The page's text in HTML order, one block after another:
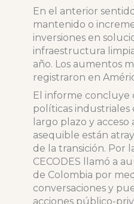
En el anterior
mantenido o
inversiones en
infraestructura
año. Los aumentos
registraron en
El informe concluye
políticas industriales
largo plazo y
asequible están
de la transición. Por
CECODES llamó a
de Colombia por
conversaciones y
acciones público-